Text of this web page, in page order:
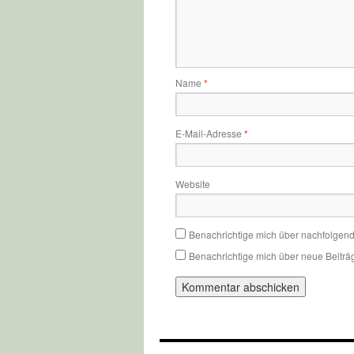
Name *
E-Mail-Adresse *
Website
Benachrichtige mich über
Benachrichtige mich über neue